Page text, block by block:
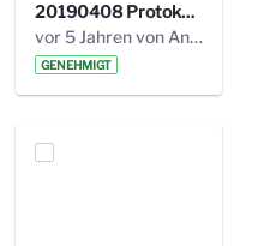
20190408 Protokoll 26. Steuerungskreis.pdf
vor 5 Jahren von Anni Schlumberger
GENEHMIGT